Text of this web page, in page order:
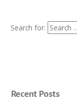
Search for:
Recent Posts